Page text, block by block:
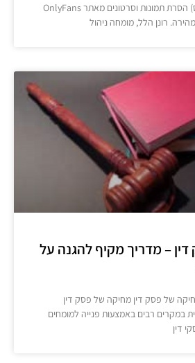
OnlyFans (אונלי פאנס) הסרת תמונות וסרטונים מאתר OnlyFans
רונן הלל, מומחה ניהול
– מדריך מקיף להגנה על
של פסק דין מחיקה של פסק דין
במקרים רבים באמצעות פנייה למומחים
דין